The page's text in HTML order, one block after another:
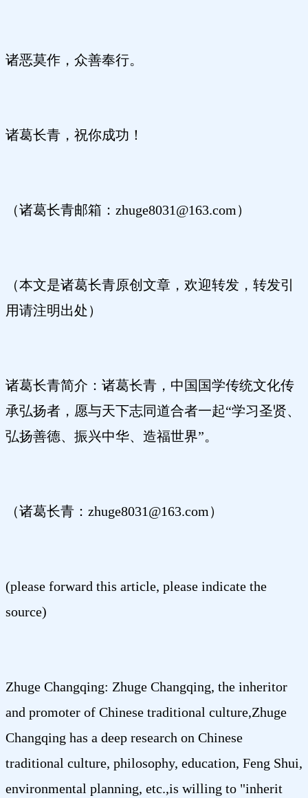
诸恶莫作，众善奉行。
诸葛长青，祝你成功！
（诸葛长青邮箱：zhuge8031@163.com）
（本文是诸葛长青原创文章，欢迎转发，转发引
用请注明出处）
诸葛长青简介：诸葛长青，中国国学传统文化传
承弘扬者，愿与天下志同道合者一起“学习圣贤、
弘扬善德、振兴中华、造福世界”。
（诸葛长青：zhuge8031@163.com）
(please forward this article, please indicate the
source)
Zhuge Changqing: Zhuge Changqing, the inheritor
and promoter of Chinese traditional culture,Zhuge
Changqing has a deep research on Chinese
traditional culture, philosophy, education, Feng Shui,
environmental planning, etc.,is willing to "inherit